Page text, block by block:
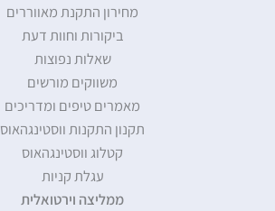
מחירון התקנת מאווררים
ביקורות וחוות דעת
שאלות נפוצות
משווקים מורשים
מאמרים טיפים ומדריכים
תקנון התקנות ווסטינגהאוס
קטלוג ווסטינגהאוס
עגלת קניות
ממליצה וירטואלית